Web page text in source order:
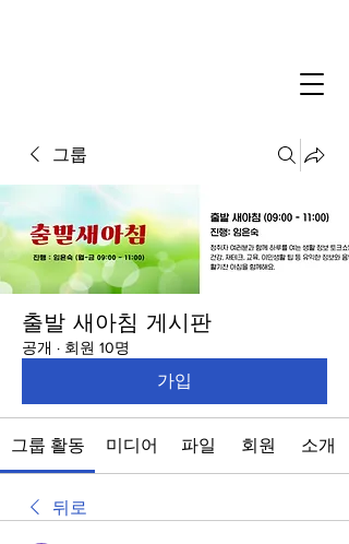
그룹
출발 새아침 게시판
공개 · 회원 10명
가입
그룹 활동 미디어 파일 회원 소개
뒤로